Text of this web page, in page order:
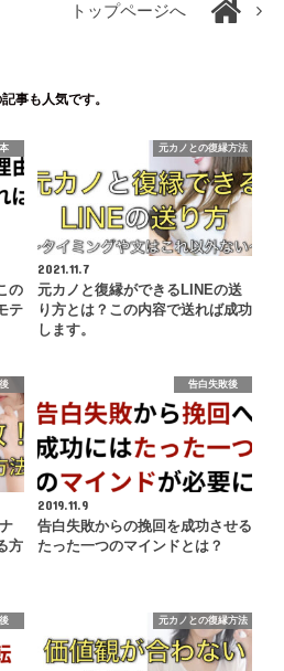
トップページへ
事も人気です。
の
テ
元カノとの復縁方法
2021.11.7
元カノと復縁ができるLINEの送
り方とは？この内容で送れば成功
します。
方
告白失敗後
2019.11.9
告白失敗からの挽回を成功させる
たった一つのマインドとは？
元カノとの復縁方法